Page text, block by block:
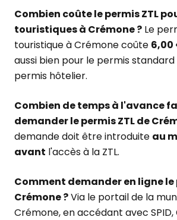
Combien coûte le permis ZTL
touristiques à Crémone ? Le
touristique à Crémone coûte 6,00
aussi bien pour le permis
permis hôtelier.
Combien de temps à l'avance
demander le permis ZTL de
demande doit être introduite au
avant l'accès à la ZTL.
Comment demander en ligne le
Crémone ?Via le portail de la
Crémone, en accédant avec SPID,